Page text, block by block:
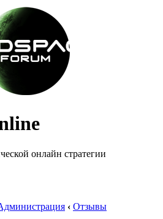
онлайн стратегии
‹ Отзывы